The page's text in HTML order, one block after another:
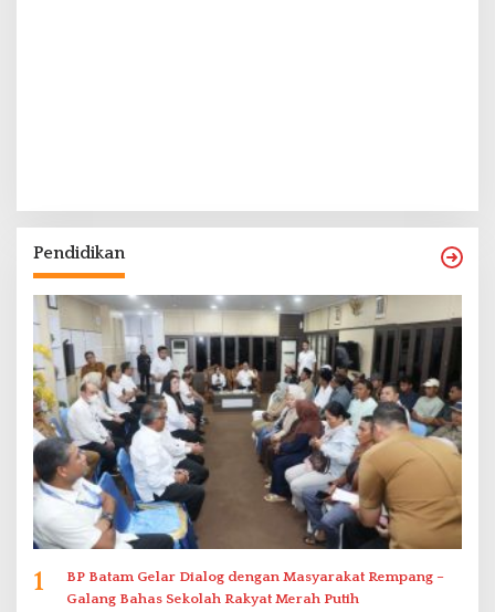
Pendidikan
1
BP Batam Gelar Dialog dengan Masyarakat Rempang –
Galang Bahas Sekolah Rakyat Merah Putih